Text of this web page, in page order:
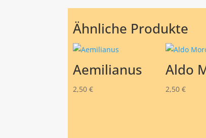
Ähnliche Produkte
Aemilianus
2,50€
Aldo
2,50 €